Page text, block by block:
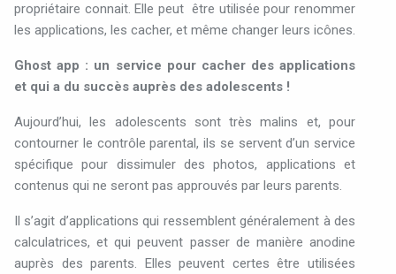
propriétaire connait. Elle peut être utilisée pour renommer
les applications, les cacher, et même changer leurs icônes.
Ghost app : un service pour cacher des applications
et qui a du succès auprès des adolescents !
Aujourd’hui, les adolescents sont très malins et, pour
contourner le contrôle parental, ils se servent d’un service
spécifique pour dissimuler des photos, applications et
contenus qui ne seront pas approuvés par leurs parents.
Il s’agit d’applications qui ressemblent généralement à des
calculatrices, et qui peuvent passer de manière anodine
auprès des parents. Elles peuvent certes être utilisées